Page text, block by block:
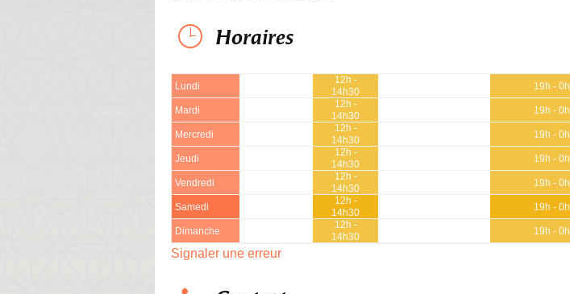
Horaires
Lundi
12h -
14h30
19h - 0h
Mardi
12h -
14h30
19h - 0h
Mercredi
12h -
14h30
19h - 0h
Jeudi
12h -
14h30
19h - 0h
Vendredi
12h -
14h30
19h - 0h
Samedi
12h -
14h30
19h - 0h
Dimanche
12h -
14h30
19h - 0h
Signaler une erreur